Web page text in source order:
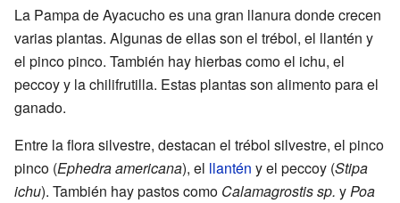
La Pampa de Ayacucho es una gran llanura donde crecen
varias plantas. Algunas de ellas son el trébol, el llantén y
el pinco pinco. También hay hierbas como el ichu, el
peccoy y la chilifrutilla. Estas plantas son alimento para el
ganado.
Entre la flora silvestre, destacan el trébol silvestre, el pinco
pinco (Ephedra americana), el llantén y el peccoy (Stipa
ichu). También hay pastos como Calamagrostis sp. yPoa